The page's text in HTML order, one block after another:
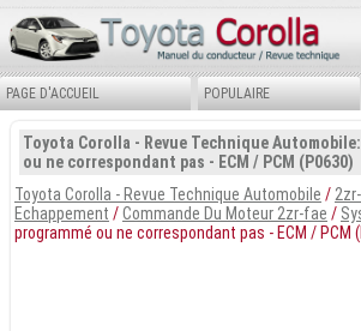
PAGE D'ACCUEIL POPULAIRE
Toyota Corolla - Revue Technique
ou ne correspondant pas - ECM / PCM (P0630)
Toyota Corolla - Revue Technique Automobile /
Echappement /Commande Du Moteur 2zr-fae /
programmé ou ne correspondant pas - ECM / PCM